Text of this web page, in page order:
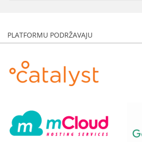
Anonimno
Anonimno
Andrei Antipov
Anonimno
sergei zhdanov 1.000,00 RSD
2.000,00 RSD
PLATFORMU PODRŽAVAJU